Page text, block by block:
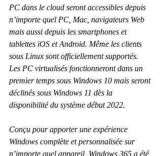
PC dans le cloud seront accessibles depuis
n’importe quel PC, Mac, navigateurs Web
mais aussi depuis les smartphones et
tablettes iOS et Android. Même les clients
sous Linux sont officiellement supportés.
Les PC virtualisés fonctionneront dans un
premier temps sous Windows 10 mais seront
déclinés sous Windows 11 dès la
disponibilité du système début 2022.
Conçu pour apporter une expérience
Windows complète et personnalisée sur
n’importe quel appareil, Windows 365 a été